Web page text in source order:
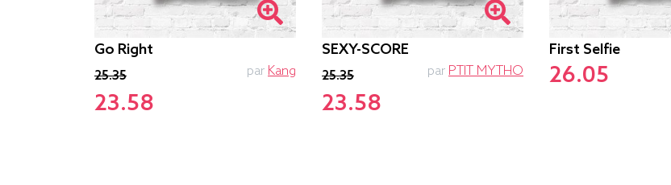
Go Right
25.35
23.58
par Kang
SEXY-SCORE
25.35
23.58
par PTIT MYTHO
First Selfie
26.05